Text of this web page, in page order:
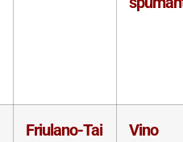
Friulano-Tai
Vino